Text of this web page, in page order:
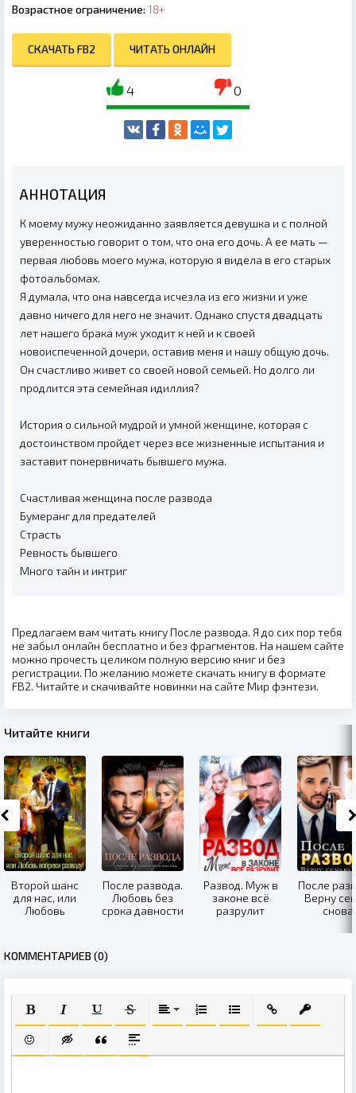
Возрастное ограничение: 18+
СКАЧАТЬ FB2 ЧИТАТЬ ОНЛАЙН
4 0
АННОТАЦИЯ
К моему мужу неожиданно заявляется девушка и с полной
уверенностью говорит о том, что она его дочь. А ее мать —
первая любовь моего мужа, которую я видела в его старых
фотоальбомах.
Я думала, что она навсегда исчезла из его жизни и уже
давно ничего для него не значит. Однако спустя двадцать
лет нашего брака муж уходит к ней и к своей
новоиспеченной дочери, оставив меня и нашу общую дочь.
Он счастливо живет со своей новой семьей. Но долго ли
продлится эта семейная идиллия?
История о сильной мудрой и умной женщине, которая с
достоинством пройдет через все жизненные испытания и
заставит понервничать бывшего мужа.
Счастливая женщина после развода
Бумеранг для предателей
Страсть
Ревность бывшего
Много тайн и интриг
Предлагаем вам читать книгу После развода. Я до сих пор тебя
не забыл онлайн бесплатно и без фрагментов. На нашем сайте
можно прочесть целиком полную версию книг и без
регистрации. По желанию можете скачать книгу в формате
FB2. Читайте и скачивайте новинки на сайте Мир фэнтези.
Читайте книги
Второй шанс
для нас, или
Любовь
После развода.
Любовь без
срока давности
Развод. Муж в
законе всё
разрулит
После
Верну
снова
КОММЕНТАРИЕВ (0)
ПОЛУЖИРНЫЙ
КУРСИВПОДЧЕРКНУТЫЙ
ЗАЧЕРКНУТЫЙВЫРАВНИВАНИЕ
НУМЕРОВАННЫЙ СПИСОК
МАРКИРОВАННЫЙ
ВСТАВИТЬ
ВСТАВИТЬ СМАЙЛИК
ВСТАВКА СКРЫТОГО ТЕКСТА
ВСТАВКА ЦИТАТЫ
ВСТАВКА СПОЙЛЕРА